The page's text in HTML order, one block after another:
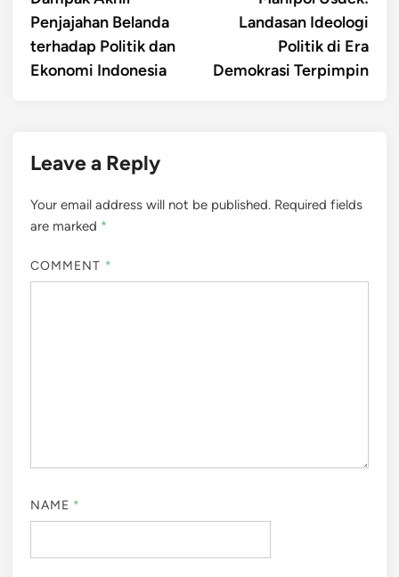
navigation
Penjajahan Belanda
terhadap Politik dan
Ekonomi Indonesia
Landasan Ideologi
Politik di Era
Demokrasi Terpimpin
Leave a Reply
Your email address will not be published. Required fields
are marked *
COMMENT *
NAME *